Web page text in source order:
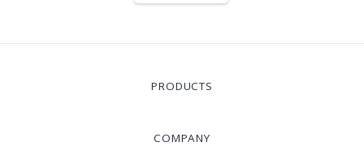
PRODUCTS
COMPANY